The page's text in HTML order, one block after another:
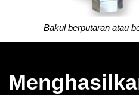
Bakul berputaran atau